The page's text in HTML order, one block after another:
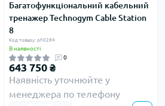
Багатофункціональний кабельний
тренажер Technogym Cable Station
8
Код товару: pf-0284
В наявності
0
643 750 ₴
Наявність уточнюйте у
менеджера по телефону